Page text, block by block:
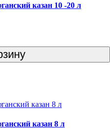
казан 10 -20 л
казан 8 л